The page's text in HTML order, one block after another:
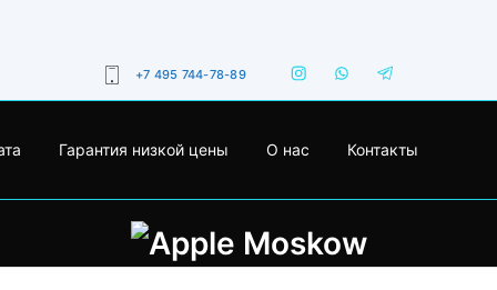
+7 495 744-78-89
Гарантия низкой цены О нас Контакты